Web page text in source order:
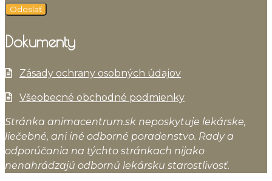
Dokumenty
Zásady ochrany osobných údajov
Všeobecné obchodné podmienky
Stránka animacentrum.sk neposkytuje lekárske,
liečebné, ani iné odborné poradenstvo. Rady a
odporúčania na týchto stránkach nijako
nenahrádzajú odbornú lekársku starostlivosť.